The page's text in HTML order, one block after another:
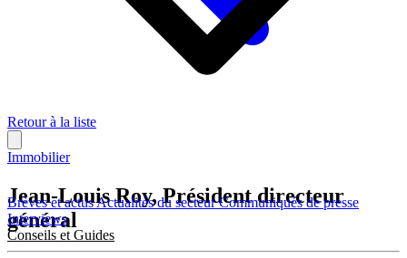
Brèves et actusActualités du secteurCommuniqués de presse
Interviews
Conseils et Guides
Retour à la liste
Immobilier
Jean-Louis Roy, Président directeur
général